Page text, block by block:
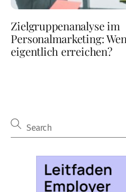
Zielgruppenanalyse im
Personalmarketing:
eigentlich erreichen?